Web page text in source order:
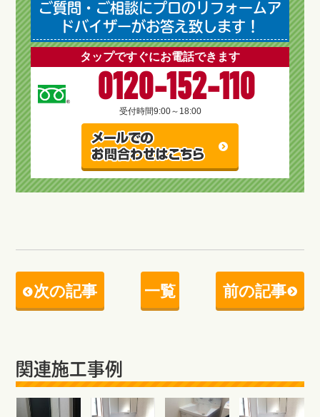
ご質問・ご相談にプロのリフォームア
ドバイザーがお答え致します！
タップですぐにお電話できます
0120-152-110
受付時間9:00～18:00
次の記事 一覧 前の記事
関連施工事例